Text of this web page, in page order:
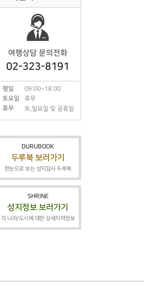
여행상담 문의전화
02-323-8191
평일
09:00~18:00
토요일
휴무
휴무
토,일요일 및 공휴일
DURUBOOK
두루북 보러가기
한눈으로 보는 성지답사 두루북
SHRINE
성지정보 보러가기
각 나라/도시에 대한 상세지역정보